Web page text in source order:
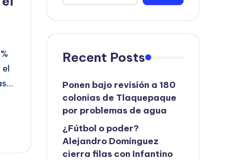
Recent Posts
Ponen bajo revisión a 180
colonias de Tlaquepaque
por problemas de agua
¿Fútbol o poder?
Alejandro Domínguez
cierra filas con Infantino